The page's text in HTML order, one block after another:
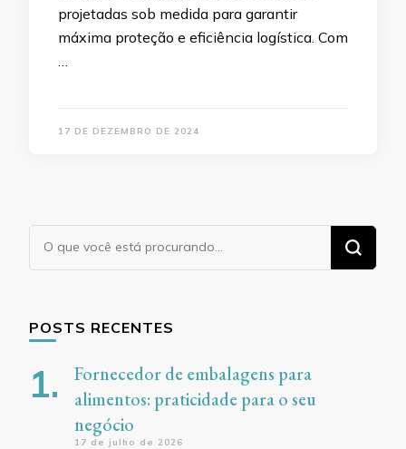
projetadas sob medida para garantir
máxima proteção e eficiência logística. Com
17 DE DEZEMBRO DE 2024
Procurando
POSTS RECENTES
Fornecedor de embalagens para
alimentos: praticidade para o seu
negócio
17 de julho de 2026